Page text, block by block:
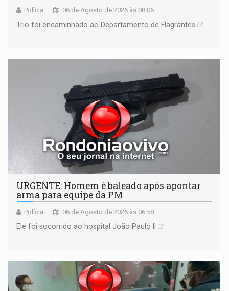
Polícia 06 de Agosto de 2026 às 08:06
Trio foi encaminhado ao Departamento de Flagrantes
URGENTE: Homem é baleado após apontar
arma para equipe da PM
Polícia 06 de Agosto de 2026 às 06:58
Ele foi socorrido ao hospital João Paulo II